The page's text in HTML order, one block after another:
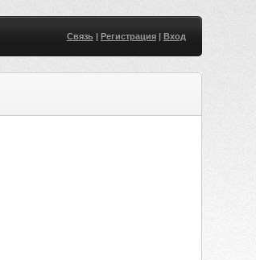
Связь| Регистрация| Вход